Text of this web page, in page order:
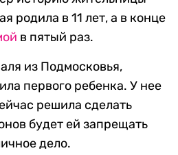
родила в 11 лет, а в конце
в пятый раз.
из Подмосковья,
первого ребенка. У нее
решила сделать
будет ей запрещать
дело.